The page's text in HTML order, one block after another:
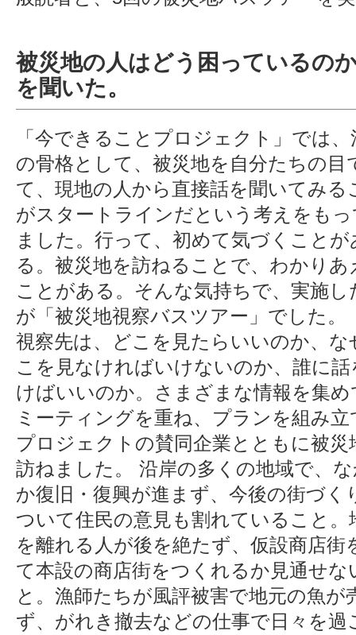
被災地の人はどう困っているの
を聞いた。
「今できることプロジェクト」では、
の骨格として、被災地を自分たちの目
て、現地の人から直接話を聞いてみる
がスタートラインだという考えをも
ました。行って、初めて気づくことが
る。被災地を訪ねることで、わかりあ
ことがある。そんな気持ちで、実施し
が「被災地視察バスツアー」でした。
視察先は、どこを見たらいいのか、な
こを見なければいけないのか、誰に話
けばいいのか。さまざまな情報を集め
ミーティングを重ね、プランを組み立
プロジェクトの賛同企業とともに被災
訪ねました。 沿岸の多くの地域で、
か復旧・復興が進まず、今後の街づく
ついて住民の意見も割れていること。
を離れる人が後を絶たず、仮設商店街
て本設の商店街をつくれるか見通せな
と。漁師たちが風評被害で地元の魚が
ず、がれき撤去などの仕事で日々を過